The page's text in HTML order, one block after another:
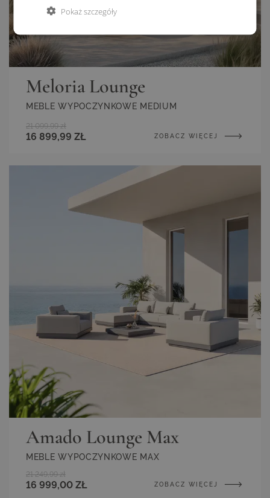
Meloria Lounge
MEBLE WYPOCZYNKOWE MEDIUM
16 899,99 ZŁ
21 099,99 zł
ZOBACZ WIĘCEJ
Amado Lounge Max
MEBLE WYPOCZYNKOWE MAX
16 999,00 ZŁ
21 249,99 zł
ZOBACZ WIĘCEJ
Pokaż szczegóły